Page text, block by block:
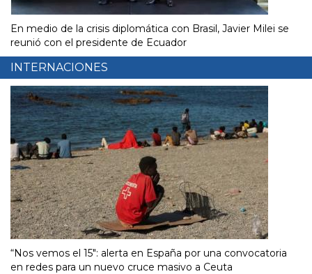
En medio de la crisis diplomática con Brasil, Javier Milei se
reunió con el presidente de Ecuador
INTERNACIONES
“Nos vemos el 15″: alerta en España por una convocatoria
en redes para un nuevo cruce masivo a Ceuta